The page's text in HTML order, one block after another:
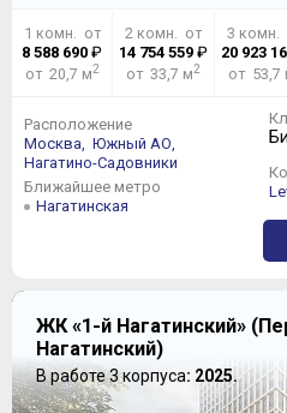
1 комн. от
8 588 690 ₽
от 20,7 м2
2 комн. от
14 754 559 ₽
от 33,7 м2
3 комн.
20 923
от 53,7
Расположение
Москва,
Южный АО,
Нагатино-Садовники
Ближайшее метро
Нагатинская
ЖК «1-й Нагатинский»
Нагатинский)
В работе 3 корпуса: 2025.